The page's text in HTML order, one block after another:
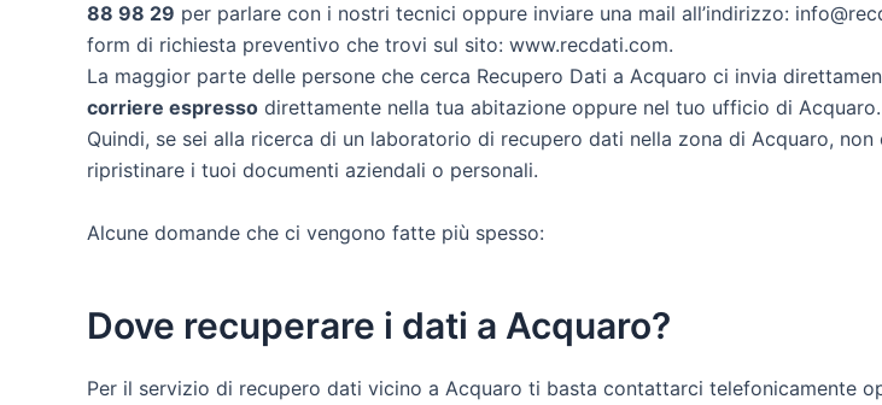
88 98 29 per parlare con i nostri tecnici oppure inviare una mail all’indirizzo:
form di richiesta preventivo che trovi sul sito: www.recdati.com.
La maggior parte delle persone che cerca Recupero Dati a Acquaro ci invia
corriere espresso direttamente nella tua abitazione oppure nel tuo ufficio di Acquaro.
Quindi, se sei alla ricerca di un laboratorio di recupero dati nella zona di Acquaro,
ripristinare i tuoi documenti aziendali o personali.
Alcune domande che ci vengono fatte più spesso:
Dove recuperare i dati a Acquaro?
Per il servizio di recupero dati vicino a Acquaro ti basta contattarci telefonicamente